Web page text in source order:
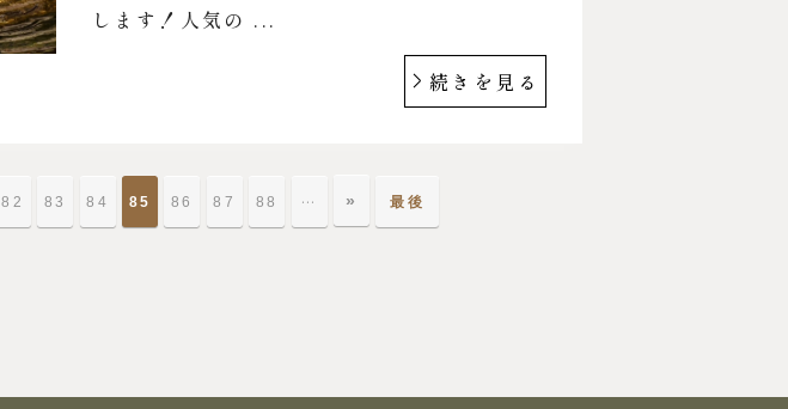
します！人気の ...
続きを見る
82 83 84 85 86 87 88 … » 最後